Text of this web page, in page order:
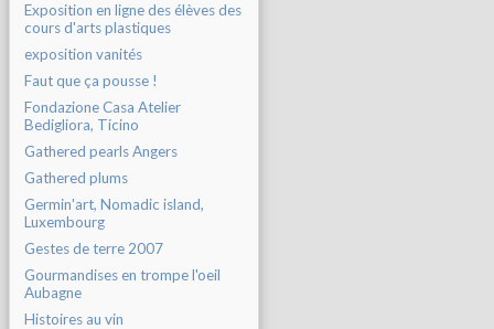
Exposition en ligne des élèves des
cours d'arts plastiques
exposition vanités
Faut que ça pousse !
Fondazione Casa Atelier
Bedigliora, Ticino
Gathered pearls Angers
Gathered plums
Germin'art, Nomadic island,
Luxembourg
Gestes de terre 2007
Gourmandises en trompe l'oeil
Aubagne
Histoires au vin